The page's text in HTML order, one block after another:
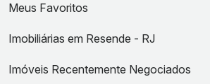
Meus Favoritos
Imobiliárias em Resende - RJ
Imóveis Recentemente Negociados